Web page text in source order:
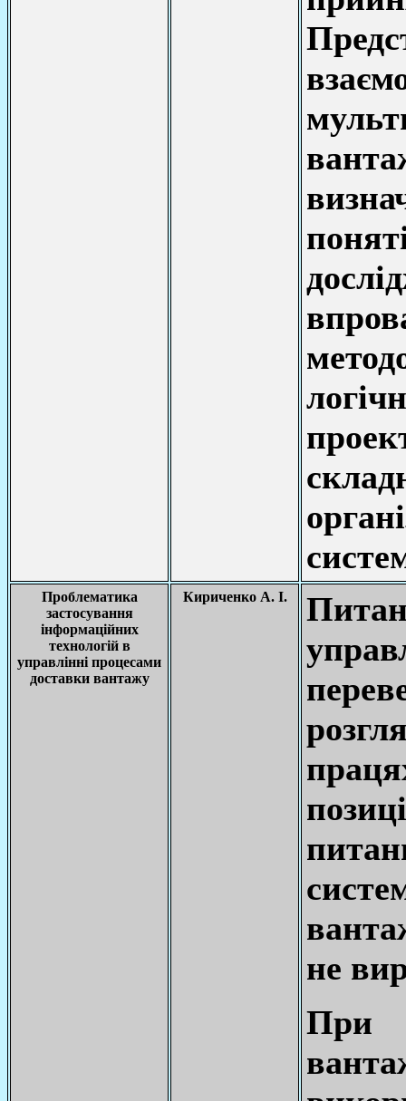
Проблематика
застосування
інформаційних
технологій в
управлінні процесами
доставки вантажу
Кириченко А. І.
не
При